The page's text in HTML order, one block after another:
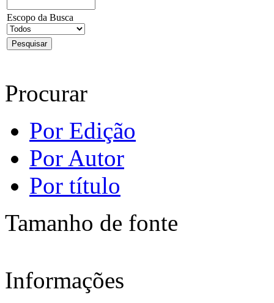
Escopo da Busca
Procurar
Por Edição
Por Autor
Por título
Tamanho de fonte
Informações